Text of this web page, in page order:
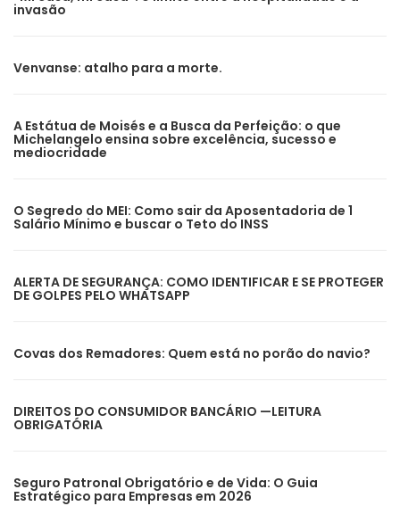
invasão
Venvanse: atalho para a morte.
A Estátua de Moisés e a Busca da Perfeição: o que
Michelangelo ensina sobre excelência, sucesso e
mediocridade
O Segredo do MEI: Como sair da Aposentadoria de 1
Salário Mínimo e buscar o Teto do INSS
ALERTA DE SEGURANÇA: COMO IDENTIFICAR E SE PROTEGER
DE GOLPES PELO WHATSAPP
Covas dos Remadores: Quem está no porão do navio?
DIREITOS DO CONSUMIDOR BANCÁRIO —LEITURA
OBRIGATÓRIA
Seguro Patronal Obrigatório e de Vida: O Guia
Estratégico para Empresas em 2026